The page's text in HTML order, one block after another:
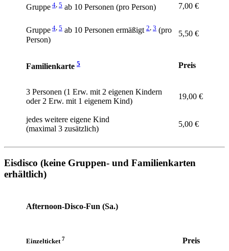
Gruppe 4, 5 ab 10 Personen (pro Person) 7,00 €
Gruppe 4, 5 ab 10 Personen ermäßigt 2, 3 (pro
Person)
5,50 €
Familienkarte 5 Preis
3 Personen (1 Erw. mit 2 eigenen Kindern
oder 2 Erw. mit 1 eigenem Kind)
19,00 €
jedes weitere eigene Kind
(maximal 3 zusätzlich)
5,00 €
Eisdisco (keine Gruppen- und Familienkarten
erhältlich)
Afternoon-Disco-Fun (Sa.)
Einzelticket 7 Preis